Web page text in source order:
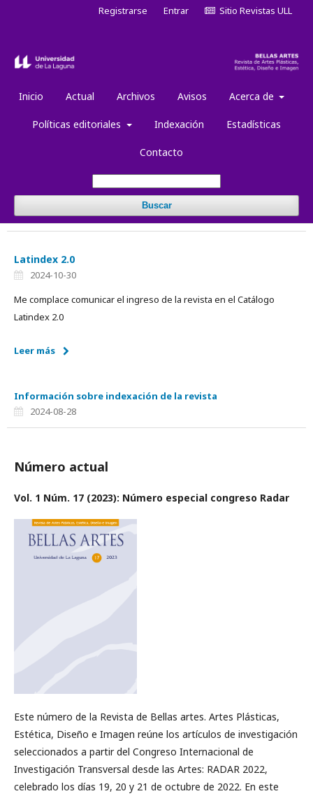
Inicio Actual Archivos Avisos Acerca de
Políticas editoriales Indexación Estadísticas
Contacto
Buscar
Registrarse Entrar Sitio Revistas ULL
Latindex 2.0
2024-10-30
Me complace comunicar el ingreso de la revista en el Catálogo
Latindex 2.0
Leer más
Información sobre indexación de la revista
2024-08-28
Número actual
Vol. 1 Núm. 17 (2023): Número especial congreso Radar
Este número de la Revista de Bellas artes. Artes Plásticas,
Estética, Diseño e Imagen reúne los artículos de investigación
seleccionados a partir del Congreso Internacional de
Investigación Transversal desde las Artes: RADAR 2022,
celebrado los días 19, 20 y 21 de octubre de 2022. En este